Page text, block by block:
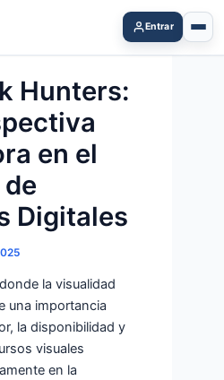
Entrar
Hunters:
en el
Digitales
lavisualidad
una importancia
la disponibilidad y
visuales
en la